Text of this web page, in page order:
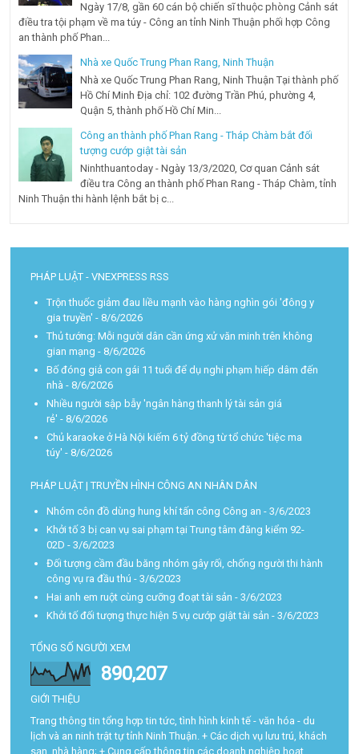
Ngày 17/8, gần 60 cán bộ chiến sĩ thuộc phòng Cảnh sát
điều tra tội phạm về ma túy - Công an tỉnh Ninh Thuận phối hợp Công
an thành phố Phan...
Nhà xe Quốc Trung Phan Rang, Ninh Thuận
Nhà xe Quốc Trung Phan Rang, Ninh Thuận Tại thành phố
Hồ Chí Minh Địa chỉ: 102 đường Trần Phú, phường 4,
Quận 5, thành phố Hồ Chí Min...
Công an thành phố Phan Rang - Tháp Chàm bắt đối
tượng cướp giật tài sản
Ninhthuantoday - Ngày 13/3/2020, Cơ quan Cảnh sát
điều tra Công an thành phố Phan Rang - Tháp Chàm, tỉnh
Ninh Thuận thi hành lệnh bắt bị c...
PHÁP LUẬT - VNEXPRESS RSS
Trộn thuốc giảm đau liều mạnh vào hàng nghìn gói 'đông y
gia truyền' - 8/6/2026
Thủ tướng: Mỗi người dân cần ứng xử văn minh trên không
gian mạng - 8/6/2026
Bố đóng giả con gái 11 tuổi để dụ nghi phạm hiếp dâm đến
nhà - 8/6/2026
Nhiều người sập bẫy 'ngân hàng thanh lý tài sản giá
rẻ' - 8/6/2026
Chủ karaoke ở Hà Nội kiếm 6 tỷ đồng từ tổ chức 'tiệc ma
túy' - 8/6/2026
PHÁP LUẬT | TRUYỀN HÌNH CÔNG AN NHÂN DÂN
Nhóm côn đồ dùng hung khí tấn công Công an - 3/6/2023
Khởi tố 3 bị can vụ sai phạm tại Trung tâm đăng kiểm 92-
02D - 3/6/2023
Đối tượng cầm đầu băng nhóm gây rối, chống người thi hành
công vụ ra đầu thú - 3/6/2023
Hai anh em ruột cùng cưỡng đoạt tài sản - 3/6/2023
Khởi tố đối tượng thực hiện 5 vụ cướp giật tài sản - 3/6/2023
TỔNG SỐ NGƯỜI XEM
890,207
GIỚI THIỆU
Trang thông tin tổng hợp tin tức, tình hình kinh tế - văn hóa - du
lịch và an ninh trật tự tỉnh Ninh Thuận. + Các dịch vụ lưu trú, khách
sạn, nhà hàng; + Cung cấp thông tin các doanh nghiệp hoạt